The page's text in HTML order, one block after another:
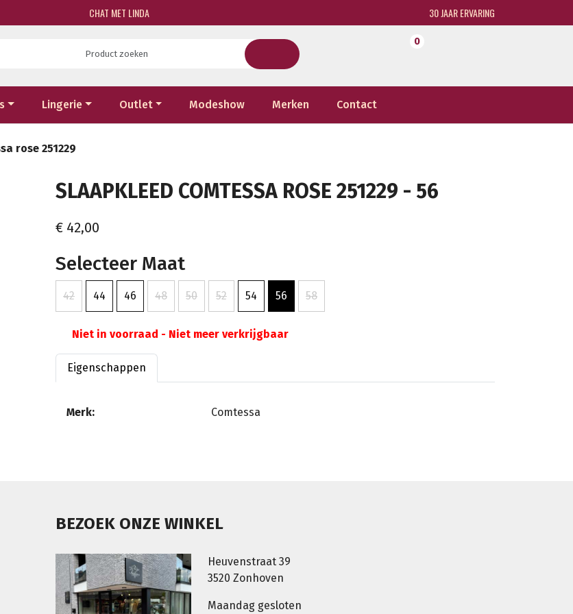
CHAT MET LINDA 30 JAAR ERVARING
0
Lingerie Outlet Modeshow Merken Contact
rose 251229
SLAAPKLEED COMTESSA ROSE 251229 - 56
€ 42,00
Selecteer Maat
42 44 46 48 50 52 54 56 58
Niet in voorraad - Niet meer verkrijgbaar
Eigenschappen
Merk: Comtessa
BEZOEK ONZE WINKEL
Heuvenstraat 39
3520 Zonhoven
Maandag gesloten